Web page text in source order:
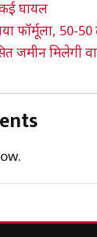
घायल
फॉर्मूला, 50-
जमीन मिलेगी